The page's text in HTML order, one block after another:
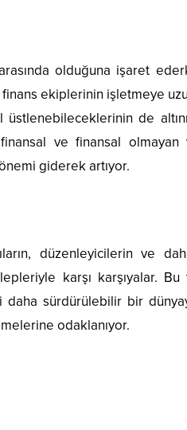
olduğuna işaret
ekiplerinin işletmeye
de
ve finansal olmayan
giderek artıyor.
düzenleyicilerin ve
karşı karşıyalar. Bu
sürdürülebilir bir
odaklanıyor.